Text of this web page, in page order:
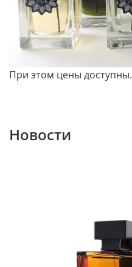
При этом цены доступны.
Новости